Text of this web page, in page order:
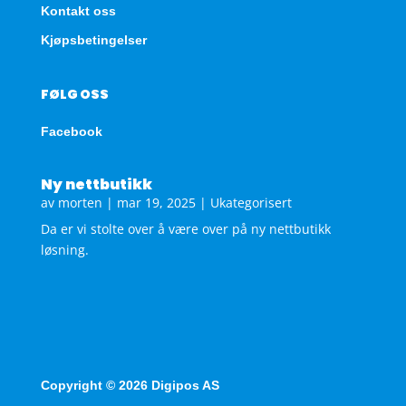
Kontakt oss
Kjøpsbetingelser
FØLG OSS
Facebook
Ny nettbutikk
av morten | mar 19, 2025| Ukategorisert
Da er vi stolte over å være over på ny nettbutikk
løsning.
Copyright © 2026 Digipos AS